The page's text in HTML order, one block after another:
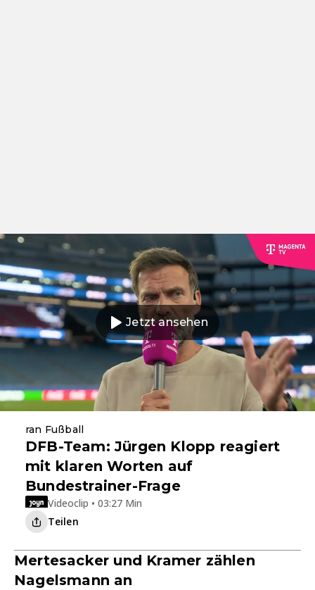
Jetzt ansehen
ran Fußball
DFB-Team: Jürgen Klopp reagiert
mit klaren Worten auf
Bundestrainer-Frage
Videoclip • 03:27 Min
Teilen
Mertesacker und Kramer zählen
Nagelsmann an